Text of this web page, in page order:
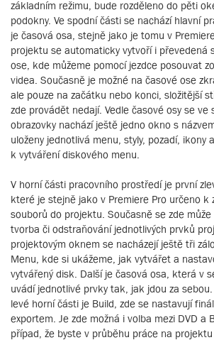
základním režimu, bude rozděleno do pěti
podokny. Ve spodní části se nachází hlavní
je časová osa, stejně jako je tomu v
projektu se automaticky vytvoří i převedená
ose, kde můžeme pomocí jezdce posouvat
videa. Současně je možné na časové ose
ale pouze na začátku nebo konci, složitější
zde provádět nedají. Vedle časové osy se ve
obrazovky nachází ještě jedno okno s
uloženy jednotlivá menu, styly, pozadí, ikony
k vytváření diskového menu.
V horní části pracovního prostředí je první
které je stejně jako v Premiere Pro určeno k
souborů do projektu. Současně se zde
tvorba či odstraňování jednotlivých prvků
projektovým oknem se nacházejí ještě tři
Menu, kde si ukážeme, jak vytvářet a
vytvářený disk. Další je časová osa, která v
uvádí jednotlivé prvky tak, jak jdou za
levé horní části je Build, zde se nastavují
exportem. Je zde možná i volba mezi DVD a
případ, že byste v průběhu práce na